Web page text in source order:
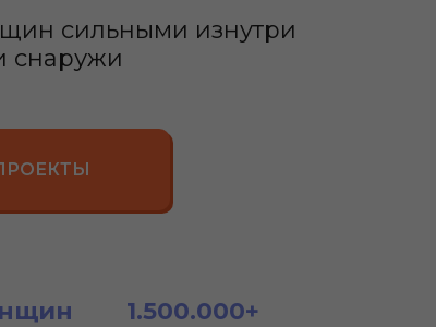
сильными изнутри
снаружи
1.500.000+